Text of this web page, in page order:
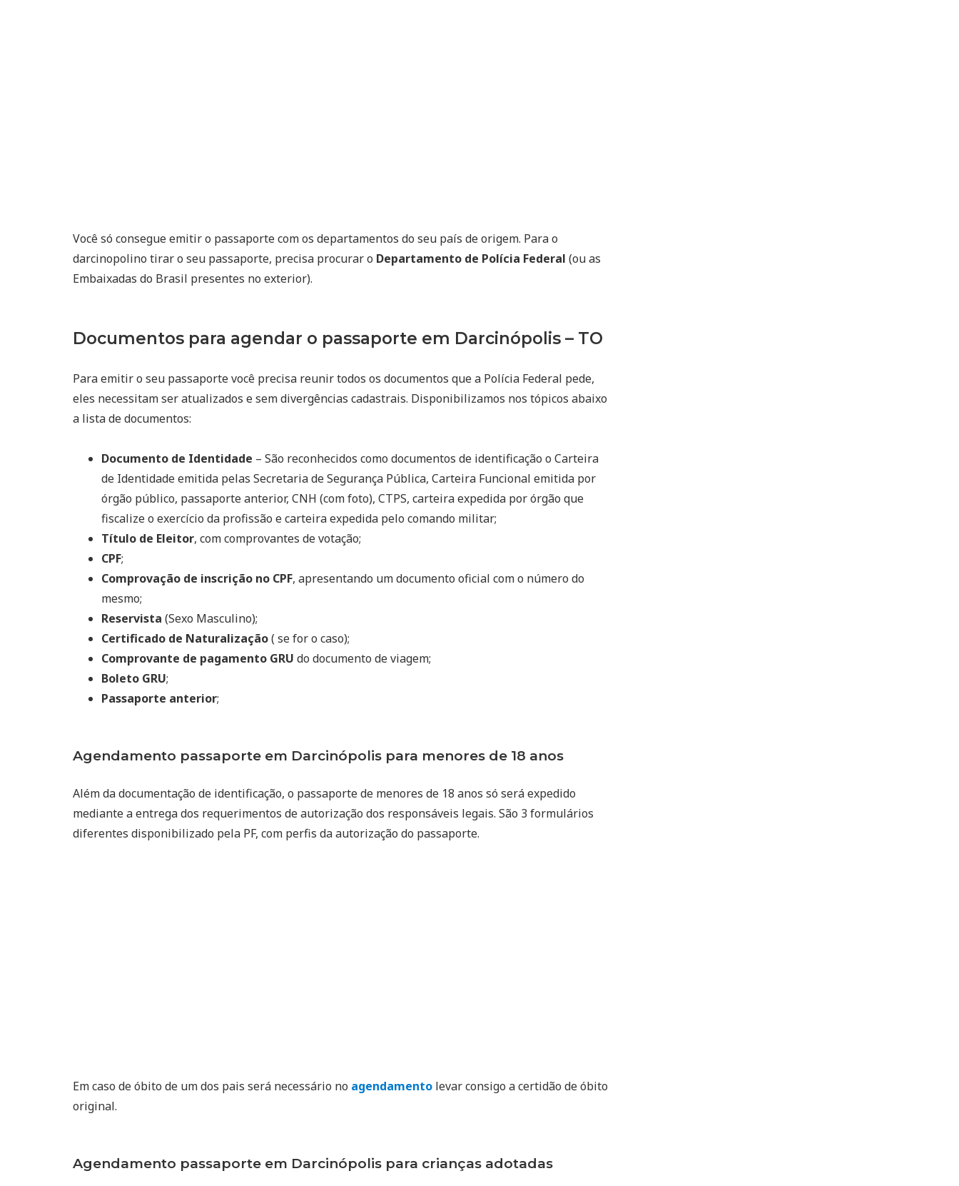
Você só consegue emitir o passaporte com os departamentos do seu país de origem. Para o
darcinopolino tirar o seu passaporte, precisa procurar o Departamento de Polícia Federal (ou as
Embaixadas do Brasil presentes no exterior).
Documentos para agendar o passaporte em Darcinópolis – TO
Para emitir o seu passaporte você precisa reunir todos os documentos que a Polícia Federal pede,
eles necessitam ser atualizados e sem divergências cadastrais. Disponibilizamos nos tópicos abaixo
a lista de documentos:
Documento de Identidade – São reconhecidos como documentos de identificação o Carteira
de Identidade emitida pelas Secretaria de Segurança Pública, Carteira Funcional emitida por
órgão público, passaporte anterior, CNH (com foto), CTPS, carteira expedida por órgão que
fiscalize o exercício da profissão e carteira expedida pelo comando militar;
Título de Eleitor, com comprovantes de votação;
CPF;
Comprovação de inscrição no CPF, apresentando um documento oficial com o número do
mesmo;
Reservista (Sexo Masculino);
Certificado de Naturalização( se for o caso);
Comprovante de pagamento GRU do documento de viagem;
Boleto GRU;
Passaporte anterior;
Agendamento passaporte em Darcinópolis para menores de 18 anos
Além da documentação de identificação, o passaporte de menores de 18 anos só será expedido
mediante a entrega dos requerimentos de autorização dos responsáveis legais. São 3 formulários
diferentes disponibilizado pela PF, com perfis da autorização do passaporte.
Em caso de óbito de um dos pais será necessário no agendamento levar consigo a certidão de óbito
original.
Agendamento passaporte em Darcinópolis para crianças adotadas